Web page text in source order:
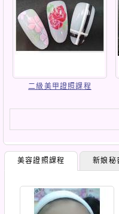
二級美甲證照課程
美容證照課程 新娘秘